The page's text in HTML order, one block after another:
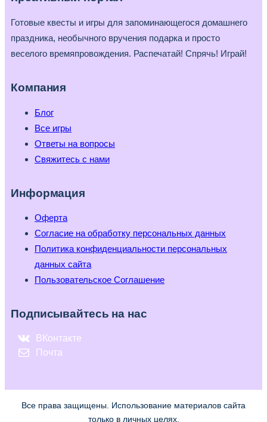
Готовые квесты и игры для запоминающегося домашнего
праздника, необычного вручения подарка и просто
веселого времяпровождения. Распечатай! Спрячь! Играй!
Компания
Блог
Все игры
Ответы на вопросы
Свяжитесь с нами
Информация
Оферта
Согласие на обработку персональных данных
Политика конфиденциальности персональных
данных сайта
Пользовательское Соглашение
Подписывайтесь на нас
ВКонтакте
Почта
Все права защищены. Использование материалов сайта
только в личных целях.